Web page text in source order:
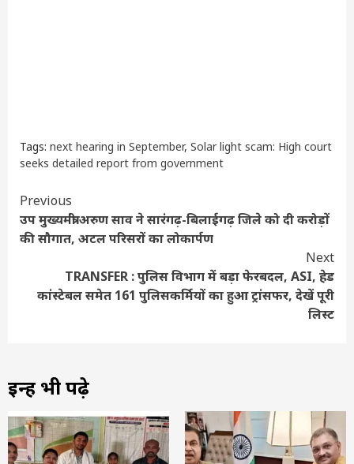
Tags: next hearing in September, Solar light scam: High court
seeks detailed report from government
Continue
Reading
Previous
उप मुख्यमंत्री अरुण साव ने सारंगढ़-बिलाईगढ़ जिले को दी करोड़ों
की सौगात, अटल परिसरों का लोकार्पण
Next
TRANSFER : पुलिस विभाग में बड़ा फेरबदल, ASI, हेड
कांस्टेबल समेत 161 पुलिसकर्मियों का हुआ ट्रांसफर, देखें पूरी
लिस्ट
इन्हें भी पढ़े